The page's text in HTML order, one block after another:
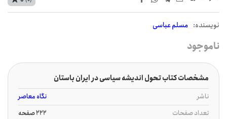
نويسنده: مسلم عباسی
ناموجود
مشخصات کتاب تحول اندیشه سیاسی در ایران باستان
ناشر
نگاه معاصر
تعداد صفحات
222 صفحه